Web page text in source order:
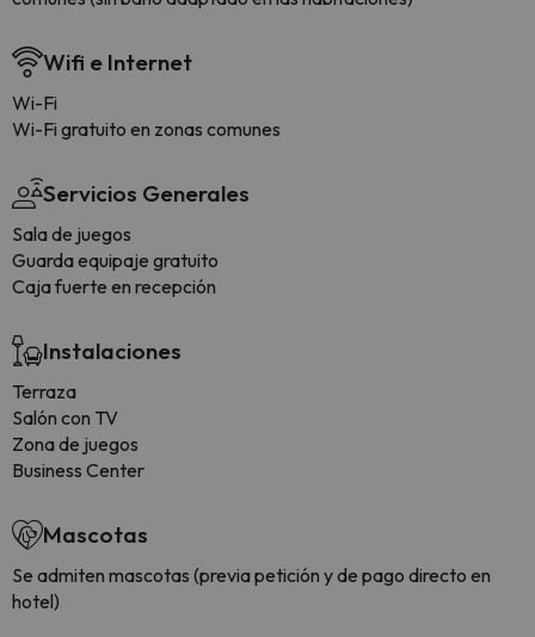
Wifi e Internet
Wi-Fi
Wi-Fi gratuito en zonas comunes
Servicios Generales
Sala de juegos
Guarda equipaje gratuito
Caja fuerte en recepción
Instalaciones
Terraza
Salón con TV
Zona de juegos
Business Center
Mascotas
Se admiten mascotas (previa petición y de pago directo en
hotel)